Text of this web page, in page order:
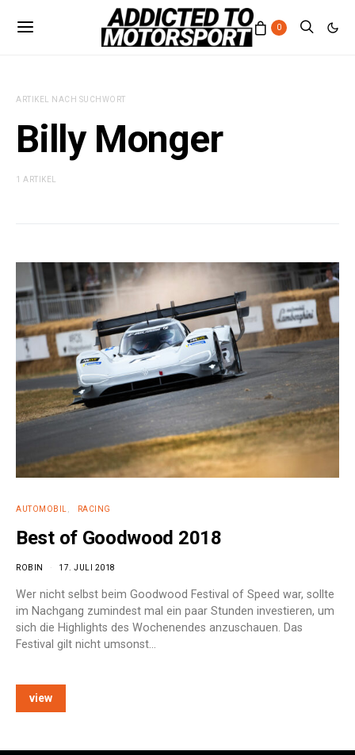
0
ARTIKEL NACH SUCHWORT
Billy Monger
1 ARTIKEL
AUTOMOBIL RACING
Best of Goodwood 2018
ROBIN 17. JULI 2018
Wer nicht selbst beim Goodwood Festival of Speed war, sollte
im Nachgang zumindest mal ein paar Stunden investieren, um
sich die Highlights des Wochenendes anzuschauen. Das
Festival gilt nicht umsonst…
view